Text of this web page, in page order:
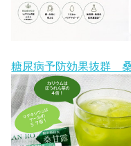
糖尿病予防効果抜群 桑